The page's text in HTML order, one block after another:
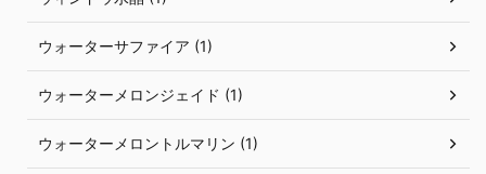
ウォーターサファイア (1)
ウォーターメロンジェイド (1)
ウォーターメロントルマリン (1)